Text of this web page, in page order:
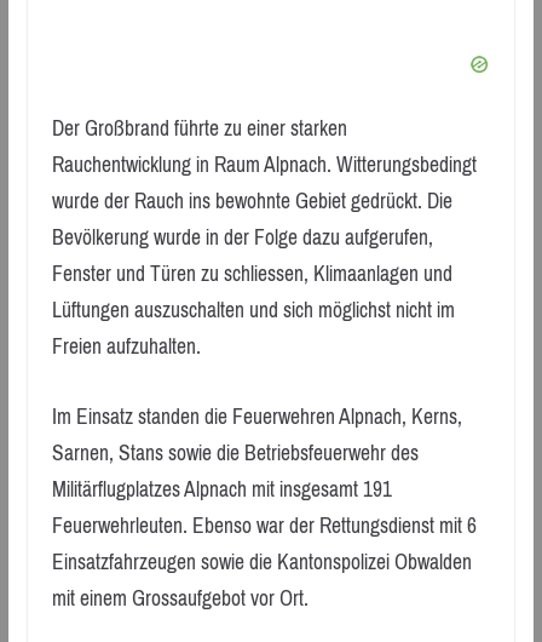
Der Großbrand führte zu einer starken
Rauchentwicklung in Raum Alpnach. Witterungsbedingt
wurde der Rauch ins bewohnte Gebiet gedrückt. Die
Bevölkerung wurde in der Folge dazu aufgerufen,
Fenster und Türen zu schliessen, Klimaanlagen und
Lüftungen auszuschalten und sich möglichst nicht im
Freien aufzuhalten.
Im Einsatz standen die Feuerwehren Alpnach, Kerns,
Sarnen, Stans sowie die Betriebsfeuerwehr des
Militärflugplatzes Alpnach mit insgesamt 191
Feuerwehrleuten. Ebenso war der Rettungsdienst mit 6
Einsatzfahrzeugen sowie die Kantonspolizei Obwalden
mit einem Grossaufgebot vor Ort.